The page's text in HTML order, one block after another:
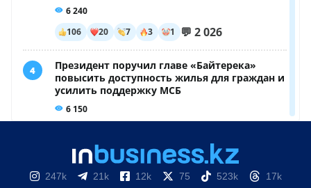
247k 21k 12k 75 523k 17k